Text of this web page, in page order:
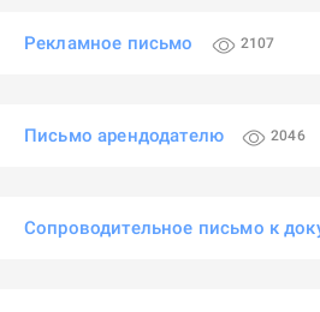
Рекламное письмо 2107
Письмо арендодателю 2046
Сопроводительное письмо к